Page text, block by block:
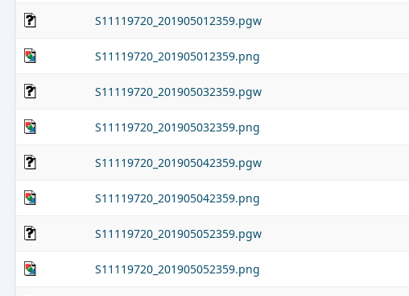
S11119720_201905012359.pgw
S11119720_201905012359.png
S11119720_201905032359.pgw
S11119720_201905032359.png
S11119720_201905042359.pgw
S11119720_201905042359.png
S11119720_201905052359.pgw
S11119720_201905052359.png